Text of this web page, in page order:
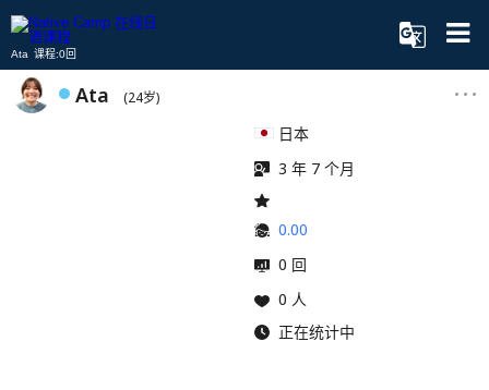
Ata 课程:0回
Ata (24岁)
日本
3 年 7 个月
0.00
0 回
0 人
正在统计中